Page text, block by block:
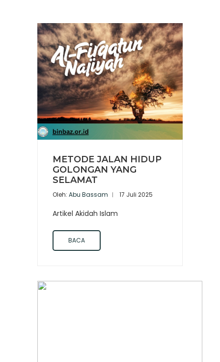
METODE JALAN HIDUP
GOLONGAN YANG
SELAMAT
Oleh: Abu Bassam 17 Juli 2025
Artikel Akidah Islam
BACA